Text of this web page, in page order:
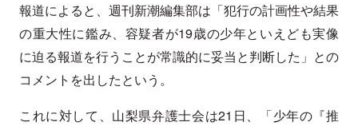
報道によると、週刊新潮編集部は「犯行の計画性や結果
の重大性に鑑み、容疑者が19歳の少年といえども実像
に迫る報道を行うことが常識的に妥当と判断した」との
コメントを出したという。
これに対して、山梨県弁護士会は21日、「少年の『推